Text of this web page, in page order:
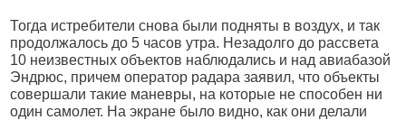
Тогда истребители снова были подняты в воздух, и так
продолжалось до 5 часов утра. Незадолго до рассвета
10 неизвестных объектов наблюдались и над авиабазой
Эндрюс, причем оператор радара заявил, что объекты
совершали такие маневры, на которые не способен ни
один самолет. На экране было видно, как они делали